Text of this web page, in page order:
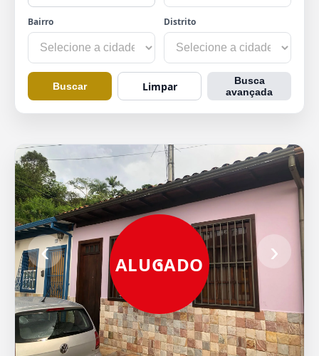
Bairro Distrito
Buscar Limpar
Busca
avançada
‹ ›
ALUGADO